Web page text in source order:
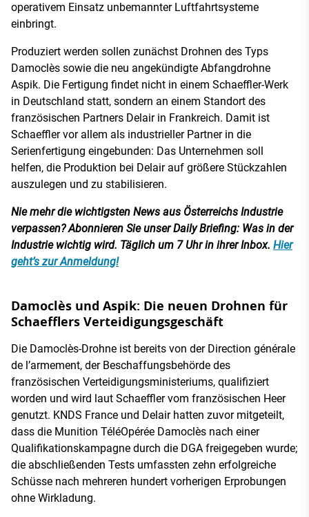
operativem Einsatz unbemannter Luftfahrtsysteme
einbringt.
Produziert werden sollen zunächst Drohnen des Typs
Damoclès sowie die neu angekündigte Abfangdrohne
Aspik. Die Fertigung findet nicht in einem Schaeffler-Werk
in Deutschland statt, sondern an einem Standort des
französischen Partners Delair in Frankreich. Damit ist
Schaeffler vor allem als industrieller Partner in die
Serienfertigung eingebunden: Das Unternehmen soll
helfen, die Produktion bei Delair auf größere Stückzahlen
auszulegen und zu stabilisieren.
Nie mehr die wichtigsten News aus Österreichs Industrie
verpassen? Abonnieren Sie unser Daily Briefing: Was in der
Industrie wichtig wird. Täglich um 7 Uhr in ihrer Inbox. Hier
geht’s zur Anmeldung!
Damoclès und Aspik: Die neuen Drohnen für
Schaefflers Verteidigungsgeschäft
Die Damoclès-Drohne ist bereits von der Direction générale
de l’armement, der Beschaffungsbehörde des
französischen Verteidigungsministeriums, qualifiziert
worden und wird laut Schaeffler vom französischen Heer
genutzt. KNDS France und Delair hatten zuvor mitgeteilt,
dass die Munition TéléOpérée Damoclès nach einer
Qualifikationskampagne durch die DGA freigegeben wurde;
die abschließenden Tests umfassten zehn erfolgreiche
Schüsse nach mehreren hundert vorherigen Erprobungen
ohne Wirkladung.